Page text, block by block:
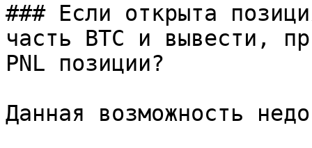
### Если открыта
часть BTC и вывести,
PNL позиции?
Данная возможность